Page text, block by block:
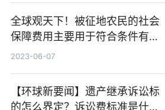
全球观天下！被征地农民的社会
保障费用主要用于符合条件有哪
些？安置补助费是什么？
2023-06-07
【环球新要闻】遗产继承诉讼标
的怎么界定？诉讼费标准是什